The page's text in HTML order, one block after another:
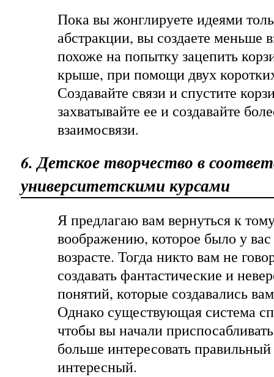
Пока вы жонглируете идеями
абстракции, вы создаете меньше
похоже на попытку зацепить
крыше, при помощи двух
Создавайте связи и спустите
захватывайте ее и создавайте
взаимосвязи.
6. Детское творчество в
университетскими курсами
Я предлагаю вам вернуться к
воображению, которое было у
возрасте. Тогда никто вам не
создавать фантастические и
понятий, которые создавались
Однако существующая система
чтобы вы начали
больше интересовать
интересный.